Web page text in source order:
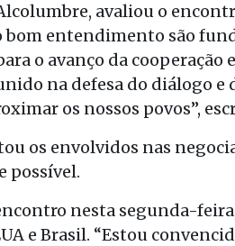
avaliou o
bom entendimento são
o avanço da cooperação
na defesa do diálogo e
os nossos povos”,
os envolvidos nas
possível.
nesta segunda-
e Brasil. “Estou